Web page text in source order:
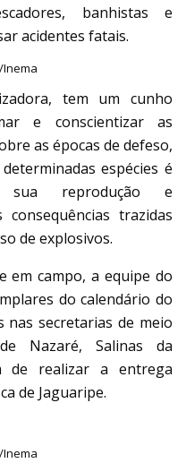
banhistas e
acidentes fatais.
Inema
tem um cunho
e conscientizar as
as épocas de defeso,
espécies é
reprodução e
trazidas
de explosivos.
em campo, a equipe do
do calendário do
nas secretarias de meio
Nazaré, Salinas da
de realizar a entrega
de Jaguaripe.
Inema